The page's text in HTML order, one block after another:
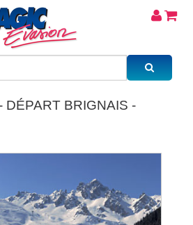
DÉPART BRIGNAIS -